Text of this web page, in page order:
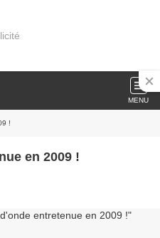
MENU
!
en 2009 !